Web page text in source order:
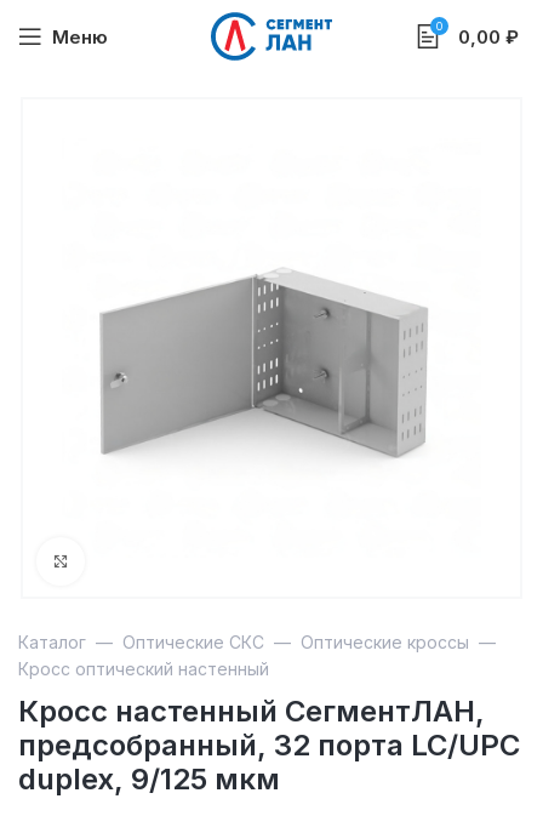
Меню 0 0,00 ₽
Каталог — Оптические СКС — Оптические кроссы —
Кросс оптический настенный
Кросс настенный СегментЛАН,
предсобранный, 32 порта LC/UPC
duplex, 9/125 мкм